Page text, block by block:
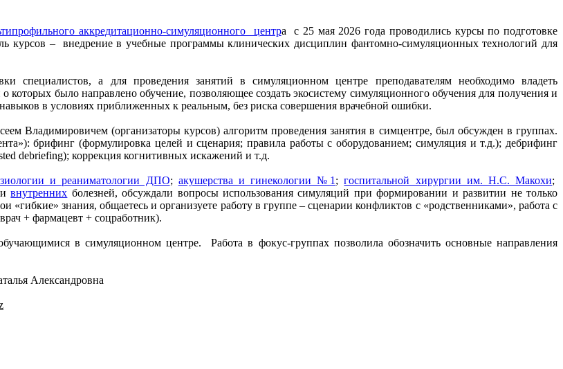
аккредитационно-симуляционного центра с 25 мая 2026 года проводились курсы по подготовке
курсов – внедрение в учебные программы клинических дисциплин фантомно-симуляционных технологий для
специалистов, а для проведения занятий в симуляционном центре преподавателям необходимо владеть
было направлено обучение, позволяющее создать экосистему симуляционного обучения для получения и
в условиях приближенных к реальным, без риска совершения врачебной ошибки.
Владимировичем (организаторы курсов) алгоритм проведения занятия в симцентре, был обсужден в группах.
брифинг (формулировка целей и сценария; правила работы с оборудованием; симуляция и т.д.); дебрифинг
debriefing); коррекция когнитивных искажений и т.д.
и реаниматологии ДПО; акушерства и гинекологии №1 ;госпитальной хирургии им. Н.С. Макохи;
внутренних болезней, обсуждали вопросы использования симуляций при формировании и развитии не только
«гибкие» знания, общаетесь и организуете работу в группе – сценарии конфликтов с «родственниками», работа с
+ фармацевт + соцработник).
в симуляционном центре. Работа в фокус-группах позволила обозначить основные направления
Александровна